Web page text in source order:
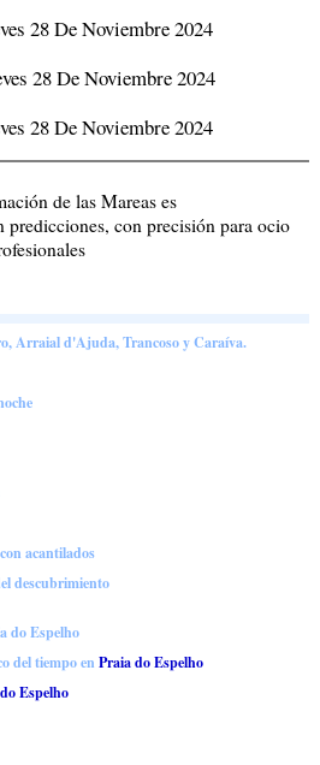
28 De Noviembre 2024
28 De Noviembre 2024
28 De Noviembre 2024
de las Mareas es
con precisión para ocio
Arraial d'Ajuda, Trancoso y Caraíva.
acantilados
descubrimiento
do Espelho
del tiempo en Praia do Espelho
Espelho